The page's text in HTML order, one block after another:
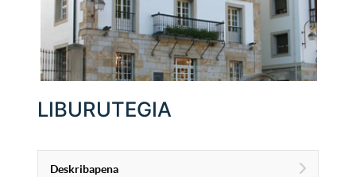
LIBURUTEGIA
Deskribapena